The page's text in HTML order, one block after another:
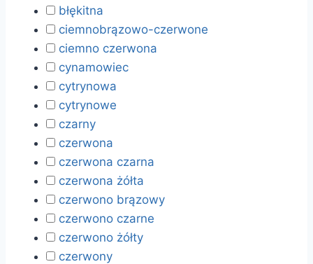
błękitna
ciemnobrązowo-czerwone
ciemno czerwona
cynamowiec
cytrynowa
cytrynowe
czarny
czerwona
czerwona czarna
czerwona żółta
czerwono brązowy
czerwono czarne
czerwono żółty
czerwony